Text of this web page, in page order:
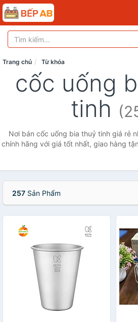
Trang chủ Từ khóa
cốc uống
tinh
Nơi bán cốc uống bia thuỷ tinh giá rẻ
chính hãng với giá tốt nhất, giao hàng
257 Sản Phẩm